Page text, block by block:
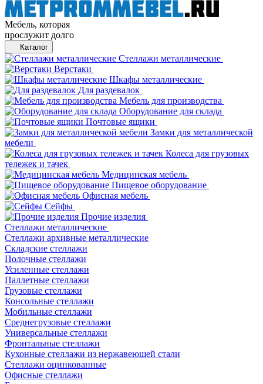
Мебель, которая
прослужит долго
Каталог
Стеллажи металлические
Верстаки
Шкафы металлические
Для раздевалок
Мебель для производства
Оборудование для склада
Почтовые ящики
Замки для металлической
мебели
Колеса для грузовых
тележек и тачек
Медицинская мебель
Пищевое оборудование
Офисная мебель
Сейфы
Прочие изделия
Стеллажи металлические
Cтеллажи архивные металлические
Складские стеллажи
Полочные стеллажи
Усиленные стеллажи
Паллетные стеллажи
Грузовые стеллажи
Консольные стеллажи
Мобильные стеллажи
Среднегрузовые стеллажи
Универсальные стеллажи
Фронтальные стеллажи
Кухонные стеллажи из нержавеющей стали
Стеллажи оцинкованные
Офисные стеллажи